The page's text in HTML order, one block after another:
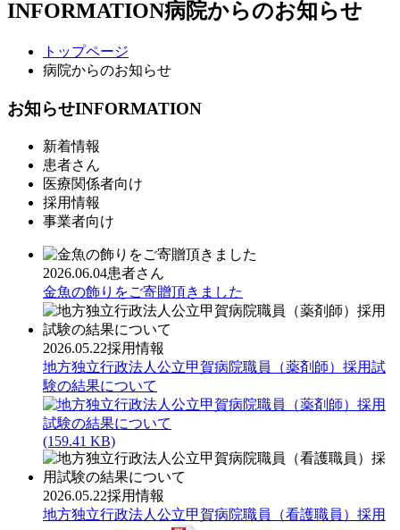
INFORMATION病院からのお知らせ
トップページ
病院からのお知らせ
お知らせINFORMATION
新着情報
患者さん
医療関係者向け
採用情報
事業者向け
2026.06.04患者さん
金魚の飾りをご寄贈頂きました
2026.05.22採用情報
地方独立行政法人公立甲賀病院職員（薬剤師）採用試
験の結果について
(159.41 KB)
2026.05.22採用情報
地方独立行政法人公立甲賀病院職員（看護職員）採用